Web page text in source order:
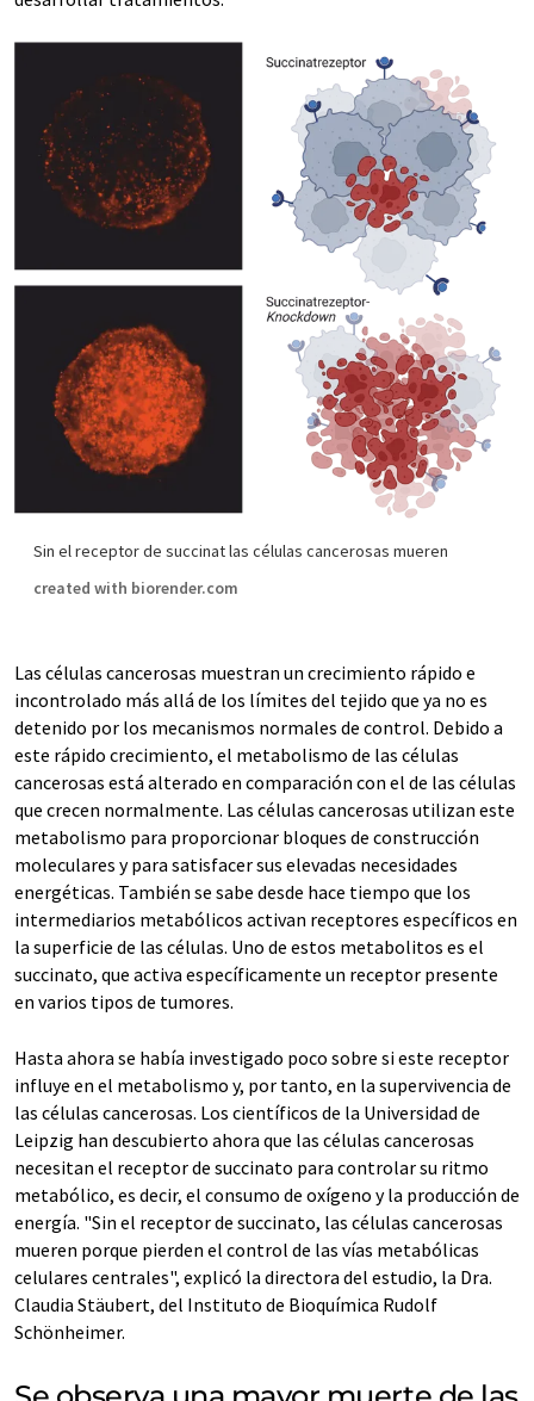
Sin el receptor de succinat las células cancerosas mueren
created with biorender.com
Las células cancerosas muestran un crecimiento rápido e
incontrolado más allá de los límites del tejido que ya no es
detenido por los mecanismos normales de control. Debido a
este rápido crecimiento, el metabolismo de las células
cancerosas está alterado en comparación con el de las células
que crecen normalmente. Las células cancerosas utilizan este
metabolismo para proporcionar bloques de construcción
moleculares y para satisfacer sus elevadas necesidades
energéticas. También se sabe desde hace tiempo que los
intermediarios metabólicos activan receptores específicos en
la superficie de las células. Uno de estos metabolitos es el
succinato, que activa específicamente un receptor presente
en varios tipos de tumores.
Hasta ahora se había investigado poco sobre si este receptor
influye en el metabolismo y, por tanto, en la supervivencia de
las células cancerosas. Los científicos de la Universidad de
Leipzig han descubierto ahora que las células cancerosas
necesitan el receptor de succinato para controlar su ritmo
metabólico, es decir, el consumo de oxígeno y la producción de
energía. "Sin el receptor de succinato, las células cancerosas
mueren porque pierden el control de las vías metabólicas
celulares centrales", explicó la directora del estudio, la Dra.
Claudia Stäubert, del Instituto de Bioquímica Rudolf
Schönheimer.